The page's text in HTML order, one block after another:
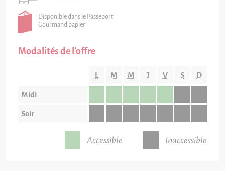
Disponible dans le Passeport
Gourmand papier
Modalités de l'offre
L M M J V S D
Midi
Soir
Accessible Inaccessible